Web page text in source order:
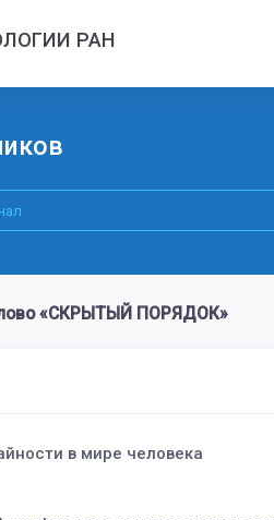
РАН
«СКРЫТЫЙ ПОРЯДОК»
в мире человека